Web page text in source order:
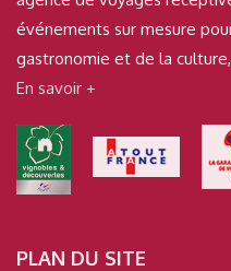
événements sur mesure
gastronomie et de la
En savoir +
PLAN DU SITE